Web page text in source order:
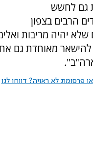
גם לחשש
הרבים בצפון
יהיה מריבות
מאוחדת גם
פרסומת לא ראויה? דווחו לנו